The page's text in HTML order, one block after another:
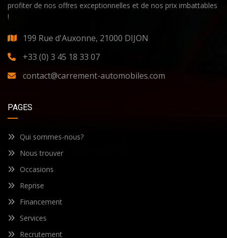
profiter de nos offres exceptionnelles et de nos prix imbattables
!
199 Rue d'Auxonne, 21000 DIJON
+33 (0) 3 45 18 33 07
contact@carrement-automobiles.com
PAGES
Qui sommes-nous?
Nous trouver
Occasions
Reprise
Financement
Services
Recrutement